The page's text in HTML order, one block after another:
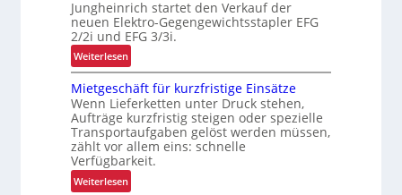
i
s
t
e
s
t
o
m
i
e
u
n
d
P
r
ä
z
b
e
i
t
s
i
c
h
e
r
Jungheinrich startet den Verkauf der
neuen Elektro-Gegengewichtsstapler EFG
2/2i und EFG 3/3i.
Weiterlesen:
N
e
u
e
E
F
G
-
Mietgeschäft für kurzfristige Einsätze
Wenn Lieferketten unter Druck stehen,
Aufträge kurzfristig steigen oder spezielle
Transportaufgaben gelöst werden müssen,
zählt vor allem eins: schnelle
Verfügbarkeit.
Weiterlesen: